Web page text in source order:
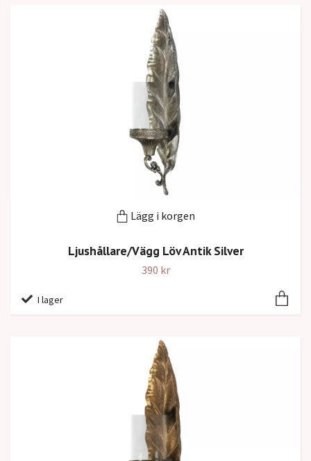
Lägg i korgen
Ljushållare/Vägg Löv Antik Silver
390 kr
I lager